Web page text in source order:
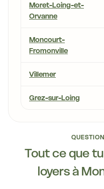
Moret-Loing-et-
Orvanne
Moncourt-
Fromonville
Villemer
Grez-sur-Loing
Tout ce que
loyers à